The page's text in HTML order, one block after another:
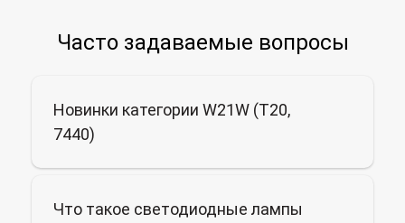
Часто задаваемые вопросы
Новинки категории W21W (T20,
7440)
Что такое светодиодные лампы